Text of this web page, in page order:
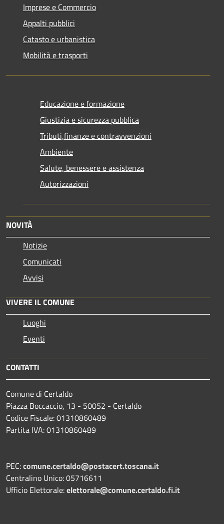
Imprese e Commercio
Appalti pubblici
Catasto e urbanistica
Mobilità e trasporti
Educazione e formazione
Giustizia e sicurezza pubblica
Tributi,finanze e contravvenzioni
Ambiente
Salute, benessere e assistenza
Autorizzazioni
NOVITÀ
Notizie
Comunicati
Avvisi
VIVERE IL COMUNE
Luoghi
Eventi
CONTATTI
Comune di Certaldo
Piazza Boccaccio, 13 - 50052 - Certaldo
Codice Fiscale: 01310860489
Partita IVA: 01310860489
PEC:comune.certaldo@postacert.toscana.it
Centralino Unico: 05716611
Ufficio Elettorale:elettorale@comune.certaldo.fi.it